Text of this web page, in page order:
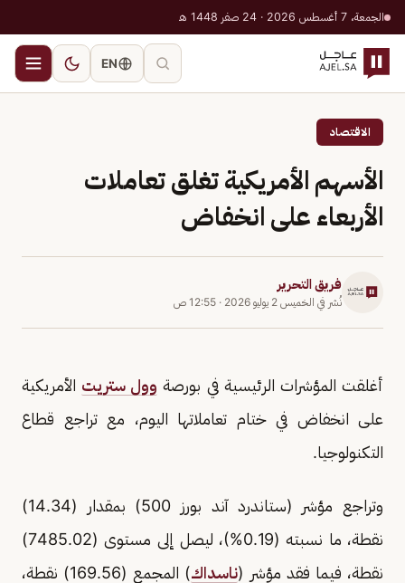
الجمعة، 7 أغسطس 2026 · 24 صفر 1448 هـ
EN
الاقتصاد
الأسهم الأمريكية تغلق تعاملات
الأربعاء على انخفاض
فريق التحرير
نُشر في الخميس 2 يوليو 2026 · 12:55 ص
أغلقت المؤشرات الرئيسية في بورصة وول ستريت الأمريكية
على انخفاض في ختام تعاملاتها اليوم، مع تراجع قطاع
التكنولوجيا.
وتراجع مؤشر (ستاندرد آند بورز 500) بمقدار (14.34)
نقطة، ما نسبته (0.19%)، ليصل إلى مستوى (7485.02)
نقطة، فيما فقد مؤشر (ناسداك
) المجمع (169.56) نقطة،